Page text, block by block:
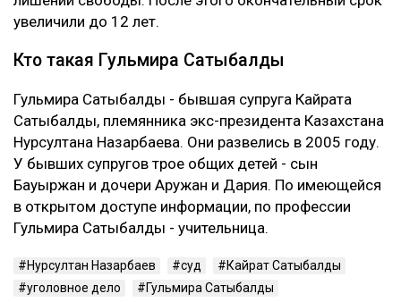
увеличили до 12 лет.
Кто такая Гульмира Сатыбалды
Гульмира Сатыбалды - бывшая супруга Кайрата
Сатыбалды, племянника экс-президента Казахстана
Нурсултана Назарбаева. Они развелись в 2005 году.
У бывших супругов трое общих детей - сын
Бауыржан и дочери Аружан и Дария. По имеющейся
в открытом доступе информации, по профессии
Гульмира Сатыбалды - учительница.
Нурсултан Назарбаев суд
Кайрат Сатыбалды
уголовное дело
Гульмира Сатыбалды